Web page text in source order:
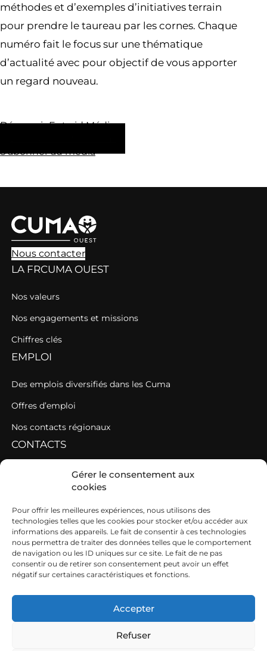
Gérer le consentement aux
cookies
Pour offrir les meilleures expériences, nous utilisons des
technologies telles que les cookies pour stocker et/ou accéder aux
informations des appareils. Le fait de consentir à ces technologies
nous permettra de traiter des données telles que le comportement
de navigation ou les ID uniques sur ce site. Le fait de ne pas
consentir ou de retirer son consentement peut avoir un effet
négatif sur certaines caractéristiques et fonctions.
Accepter
Refuser
méthodes et d’exemples d’initiatives terrain
pour prendre le taureau par les cornes. Chaque
numéro fait le focus sur une thématique
d’actualité avec pour objectif de vous apporter
un regard nouveau.
Découvrir Entraid Médias
S’abonner au média
Nous contacter
LA FRCUMA OUEST
Nos valeurs
Nos engagements et missions
Chiffres clés
EMPLOI
Des emplois diversifiés dans les Cuma
Offres d’emploi
Nos contacts régionaux
CONTACTS
Contacter une fédération
Contacter les AGC de l’Ouest
SIEGE
19b boulevard Nominoë
35740 PACÉ
02 99 54 63 15